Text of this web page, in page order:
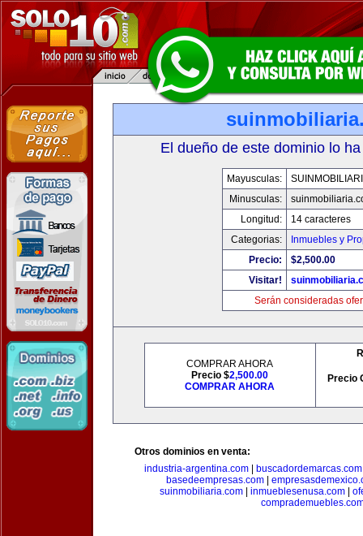
El dueño de este dominio lo
Mayusculas:
Minusculas:
Longitud:
14 caracteres
Categorias:
Inmuebles y
Precio:
$2,500.00
Visitar!
Serán consideradas
COMPRAR AHORA
Precio $2,500.00
COMPRAR AHORA
Precio
Otros dominios en venta:
industria-argentina.com| buscadordemarcas.com
basedeempresas.com|
suinmobiliaria.com
inmueblesenusa.com